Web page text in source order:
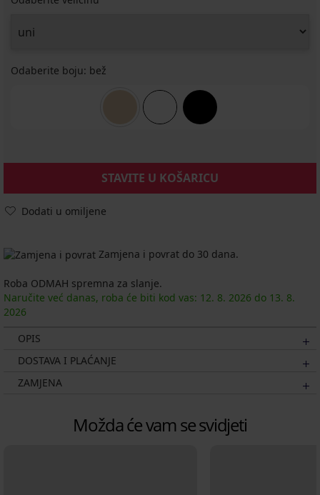
Odaberite boju: bež
STAVITE U KOŠARICU
Dodati u omiljene
Zamjena i povrat do 30 dana.
Roba ODMAH spremna za slanje.
Naručite već danas, roba će biti kod vas: 12. 8. 2026 do 13. 8.
2026
OPIS
DOSTAVA I PLAĆANJE
ZAMJENA
Možda će vam se svidjeti